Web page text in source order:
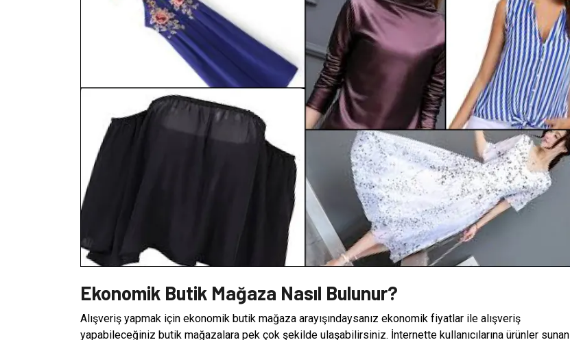
Ekonomik Butik Mağaza Nasıl Bulunur?
Alışveriş yapmak için ekonomik butik mağaza arayışındaysanız ekonomik fiyatlar ile alışveriş
yapabileceğiniz butik mağazalara pek çok şekilde ulaşabilirsiniz. İnternette kullanıcılarına ürünler sunan